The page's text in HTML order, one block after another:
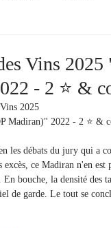
sociaux
Vins
- 2 ⭐️ &
2025
Madiran)" 2022 - 2 ⭐️ &
les débats du jury qui a
ce Madiran n'en
En bouche, la densité
de garde. Le tout se